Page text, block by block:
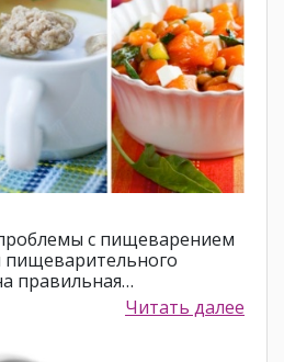
с пищеварением
пищеварительного
правильная…
Читать далее